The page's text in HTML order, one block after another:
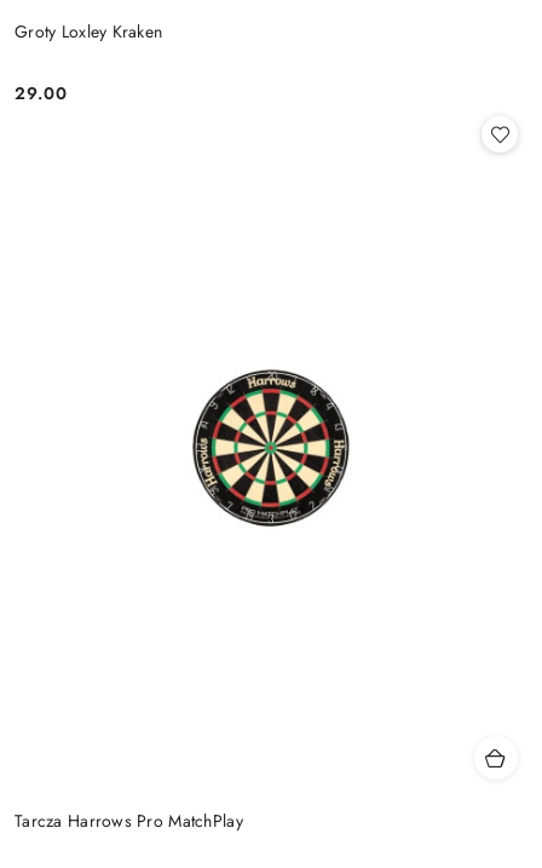
Groty Loxley Kraken
Cena:
29.00
Tarcza Harrows Pro MatchPlay